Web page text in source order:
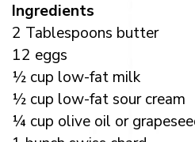
Ingredients
2 Tablespoons butter
12 eggs
½ cup low-fat milk
½ cup low-fat sour cream
¼ cup olive oil or